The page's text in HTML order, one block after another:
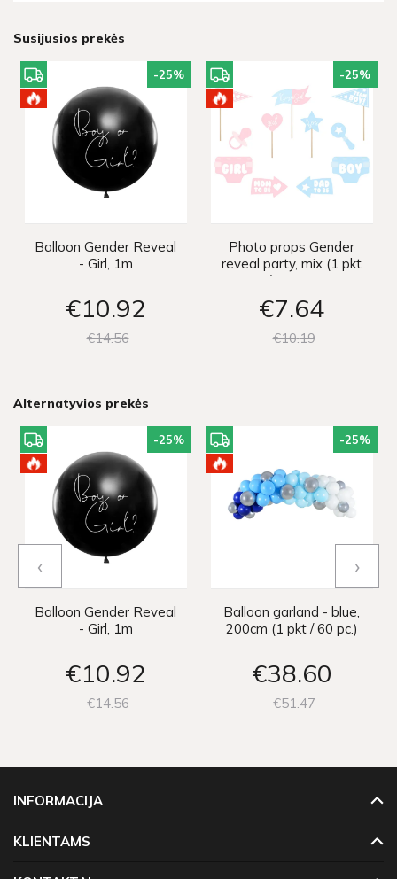
Susijusios prekės
-25%
Balloon Gender Reveal
- Girl, 1m
€10 92
€1456
-25%
Photo props Gender
reveal party, mix (1 pkt
/ 11 pc.)
€7 64
€1019
Alternatyvios prekės
-25%
Balloon Gender Reveal
- Girl, 1m
€10 92
€1456
-25%
Balloon garland - blue,
200cm (1 pkt / 60 pc.)
€38 60
€5147
‹ ›
INFORMACIJA
KLIENTAMS